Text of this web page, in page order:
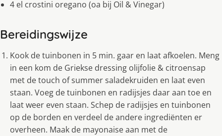
4 el crostini oregano (oa bij Oil & Vinegar)
Bereidingswijze
Kook de tuinbonen in 5 min. gaar en laat afkoelen. Meng
in een kom de Griekse dressing olijfolie & citroensap
met de touch of summer saladekruiden en laat even
staan. Voeg de tuinbonen en radijsjes daar aan toe en
laat weer even staan. Schep de radijsjes en tuinbonen
op de borden en verdeel de andere ingrediënten er
overheen. Maak de mayonaise aan met de